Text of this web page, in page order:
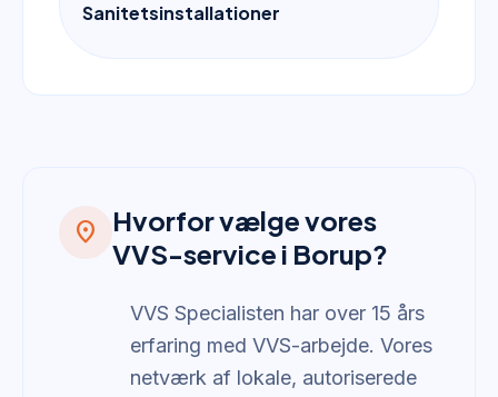
Sanitetsinstallationer
location_on
Hvorfor vælge vores
VVS-service i Borup?
VVS Specialisten har over 15 års
erfaring med VVS-arbejde. Vores
netværk af lokale, autoriserede